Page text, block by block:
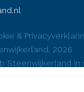
&
2026
Steenwijkerland in